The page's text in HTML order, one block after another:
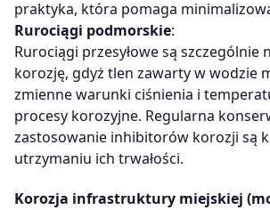
praktyka, która pomaga
Rurociągi podmorskie:
Rurociągi przesyłowe są szczególnie
korozję, gdyż tlen zawarty w wodzie
zmienne warunki ciśnienia i
procesy korozyjne. Regularna
zastosowanie inhibitorów korozji są
utrzymaniu ich trwałości.
Korozja infrastruktury miejskiej